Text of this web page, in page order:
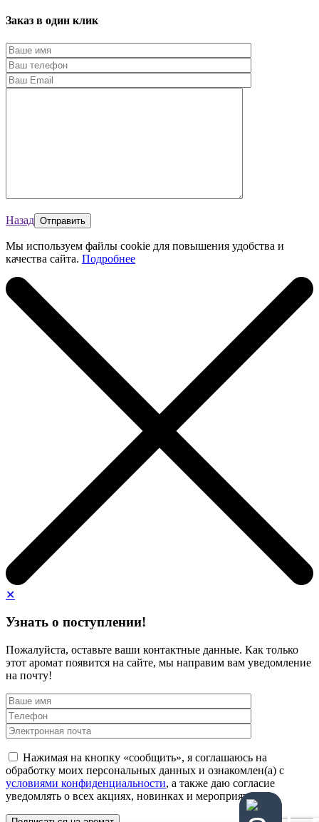
Заказ в один клик
Назад
Мы используем файлы cookie для повышения удобства и
качества сайта. Подробнее
✕
Узнать о поступлении!
Пожалуйста, оставьте ваши контактные данные. Как только
этот аромат появится на сайте, мы направим вам уведомление
на почту!
Нажимая на кнопку «сообщить», я соглашаюсь на
обработку моих персональных данных и ознакомлен(а) с
условиями конфиденциальности, а также даю согласие
уведомлять о всех акциях, новинках и мероприятиях